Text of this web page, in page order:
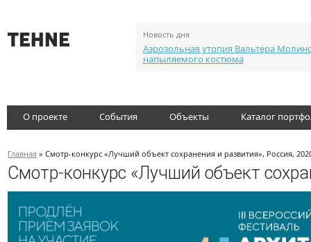
Новость дня
Аэрозольная утопия Вальтера
напыляемого костюма
О проекте События Объекты Каталог
Главная » Смотр-конкурс «Лучший объект сохранения и развития», Россия,
Смотр-конкурс «Лучший объект